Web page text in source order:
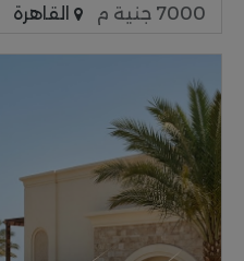
7000 جنية م القاهرة